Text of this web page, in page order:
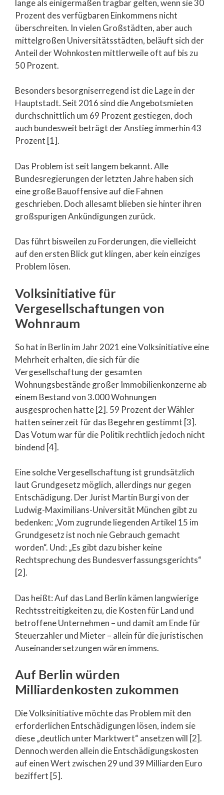
lange als einigermaßen tragbar gelten, wenn sie 30
Prozent des verfügbaren Einkommens nicht
überschreiten. In vielen Großstädten, aber auch
mittelgroßen Universitätsstädten, beläuft sich der
Anteil der Wohnkosten mittlerweile oft auf bis zu
50 Prozent.
Besonders besorgniserregend ist die Lage in der
Hauptstadt. Seit 2016 sind die Angebotsmieten
durchschnittlich um 69 Prozent gestiegen, doch
auch bundesweit beträgt der Anstieg immerhin 43
Prozent [1].
Das Problem ist seit langem bekannt. Alle
Bundesregierungen der letzten Jahre haben sich
eine große Bauoffensive auf die Fahnen
geschrieben. Doch allesamt blieben sie hinter ihren
großspurigen Ankündigungen zurück.
Das führt bisweilen zu Forderungen, die vielleicht
auf den ersten Blick gut klingen, aber kein einziges
Problem lösen.
Volksinitiative für
Vergesellschaftungen von
Wohnraum
So hat in Berlin im Jahr 2021 eine Volksinitiative eine
Mehrheit erhalten, die sich für die
Vergesellschaftung der gesamten
Wohnungsbestände großer Immobilienkonzerne ab
einem Bestand von 3.000 Wohnungen
ausgesprochen hatte [2]. 59 Prozent der Wähler
hatten seinerzeit für das Begehren gestimmt [3].
Das Votum war für die Politik rechtlich jedoch nicht
bindend [4].
Eine solche Vergesellschaftung ist grundsätzlich
laut Grundgesetz möglich, allerdings nur gegen
Entschädigung. Der Jurist Martin Burgi von der
Ludwig-Maximilians-Universität München gibt zu
bedenken: „Vom zugrunde liegenden Artikel 15 im
Grundgesetz ist noch nie Gebrauch gemacht
worden“. Und: „Es gibt dazu bisher keine
Rechtsprechung des Bundesverfassungsgerichts“
[2].
Das heißt: Auf das Land Berlin kämen langwierige
Rechtsstreitigkeiten zu, die Kosten für Land und
betroffene Unternehmen – und damit am Ende für
Steuerzahler und Mieter – allein für die juristischen
Auseinandersetzungen wären immens.
Auf Berlin würden
Milliardenkosten zukommen
Die Volksinitiative möchte das Problem mit den
erforderlichen Entschädigungen lösen, indem sie
diese „deutlich unter Marktwert“ ansetzen will [2].
Dennoch werden allein die Entschädigungskosten
auf einen Wert zwischen 29 und 39 Milliarden Euro
beziffert [5].